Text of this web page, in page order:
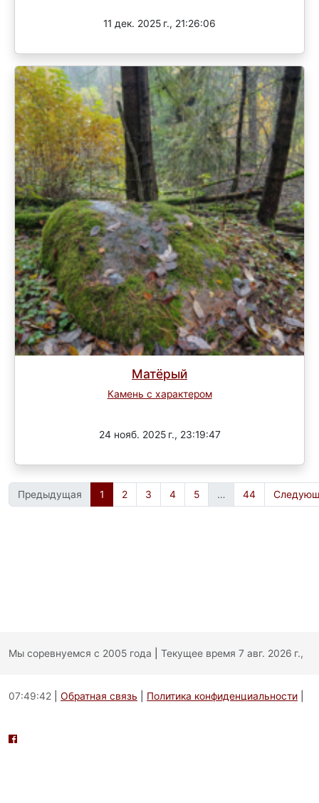
11 дек. 2025 г., 21:26:06
Матёрый
Камень с характером
24 нояб. 2025 г., 23:19:47
Предыдущая 1 2 3 4 5 … 44
Мы соревнуемся с 2005 года Текущее время 7 авг. 2026 г.,
07:49:42 Обратная связь Политика конфиденциальности